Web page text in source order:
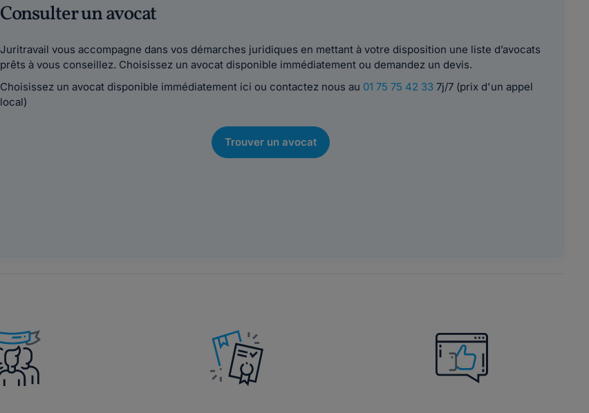
Consulter un avocat
Juritravail vous accompagne dans vos démarches juridiques en mettant à votre disposition une liste d’avocats
prêts à vous conseillez. Choisissez un avocat disponible immédiatement ou demandez un devis.
Choisissez un avocat disponible immédiatement ici ou contactez nous au 01 75 75 42 337j/7 (prix d'un appel
local)
Trouver un avocat